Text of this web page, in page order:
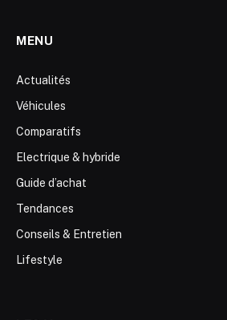
MENU
Actualités
Véhicules
Comparatifs
Electrique & hybride
Guide d’achat
Tendances
Conseils & Entretien
Lifestyle